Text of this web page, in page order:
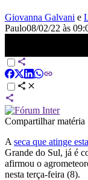
Giovanna Galvani e
Paulo08/02/22 às
Compartilhar matéria
A seca que atinge
Grande do Sul, já é
afirmou o
nesta terça-feira (8).